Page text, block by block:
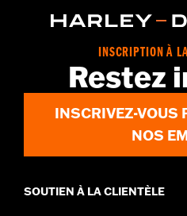
Imported
Dimension Description:SHAFT
INSCRIPTION À
Restez
INSCRIVEZ-VOUS
NOS
SOUTIEN À LA CLIENTÈLE